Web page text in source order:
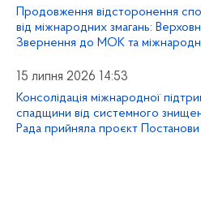
Продовження відсторонення
від міжнародних змагань:
Звернення до МОК та
15 липня 2026 14:53
Консолідація міжнародної
спадщини від системного
Рада прийняла проєкт Постанови